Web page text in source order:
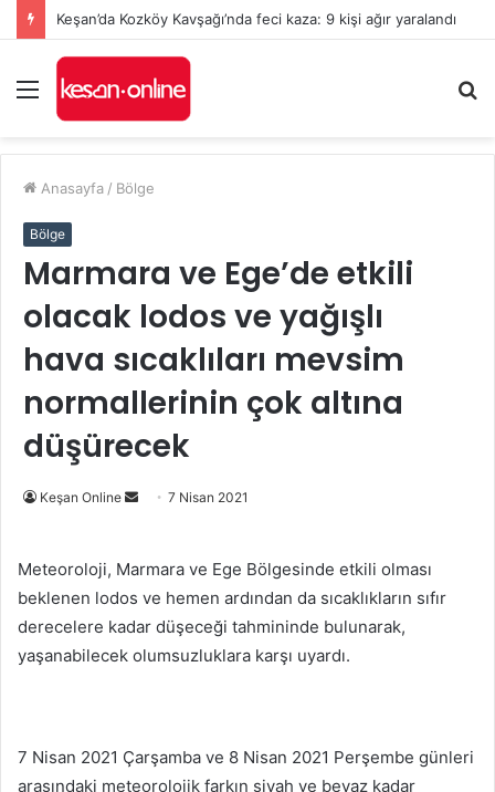
Keşan’da Kozköy Kavşağı’nda feci kaza: 9 kişi ağır yaralandı
Menü
...
Anasayfa / Bölge
Bölge
Marmara ve Ege’de etkili
olacak lodos ve yağışlı
hava sıcaklıları mevsim
normallerinin çok altına
düşürecek
Keşan Online
Bir
göndermek
7 Nisan 2021
Meteoroloji, Marmara ve Ege Bölgesinde etkili olması
beklenen lodos ve hemen ardından da sıcaklıkların sıfır
derecelere kadar düşeceği tahmininde bulunarak,
yaşanabilecek olumsuzluklara karşı uyardı.
7 Nisan 2021 Çarşamba ve 8 Nisan 2021 Perşembe günleri
arasındaki meteorolojik farkın siyah ve beyaz kadar